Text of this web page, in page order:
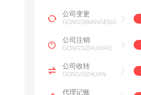
公司变更
GONGSIBIANGENG
公司注销
GONGSIZHUXIAO
公司收转
GONGSIZHUAN
代理记账